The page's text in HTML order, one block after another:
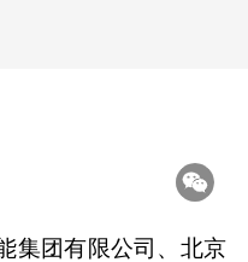
集团有限公司、北京